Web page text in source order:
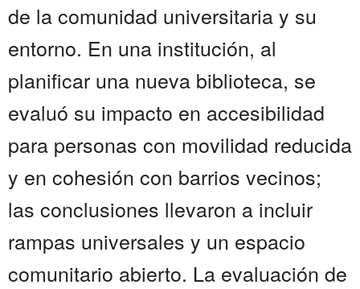
de la comunidad universitaria y su
entorno. En una institución, al
planificar una nueva biblioteca, se
evaluó su impacto en accesibilidad
para personas con movilidad reducida
y en cohesión con barrios vecinos;
las conclusiones llevaron a incluir
rampas universales y un espacio
comunitario abierto. La evaluación de